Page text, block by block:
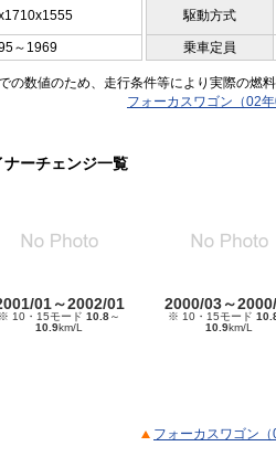
駆動方式
～1969 乗車定員
数値のため、走行条件等により実際の燃料
フォーカスワゴン（02
ナーチェンジ一覧
01～2002/01
※ 10・15モード 10.8～
10.9km/L
2000/03～
※ 10・15モード
10.9km/L
フォーカスワゴン